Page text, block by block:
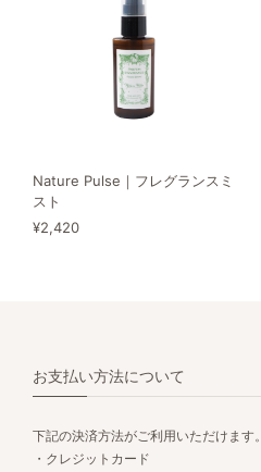
Nature Pulse｜フレグランスミ
スト
¥2,420
お支払い方法について
下記の決済方法がご利用いただけます。
・クレジットカード